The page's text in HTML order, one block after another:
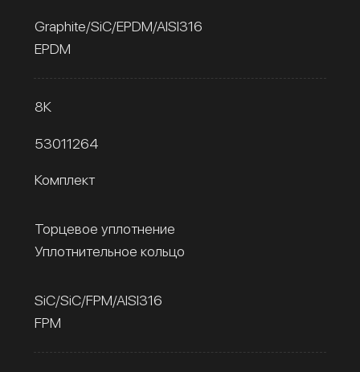
Graphite/SiC/EPDM/AISI316
EPDM
8К
53011264
Комплект
Торцевое уплотнение
Уплотнительное кольцо
SiC/SiC/FPM/AISI316
FPM